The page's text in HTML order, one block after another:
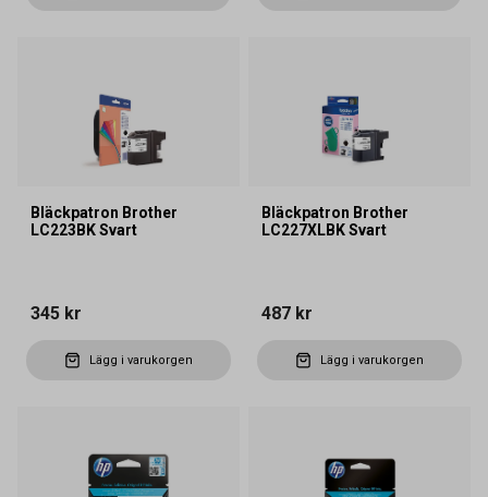
Bläckpatron Brother
LC223BK Svart
345 kr
Lägg i varukorgen
Bläckpatron Brother
LC227XLBK Svart
487 kr
Lägg i varukorgen